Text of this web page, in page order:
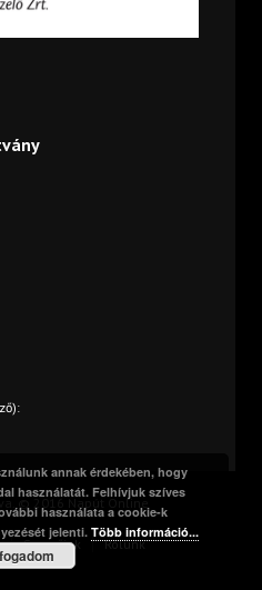
© 2016 Napút Online
Szerzőink Rólunk
annak érdekében, hogy
használatát. Felhívjuk szíves
használata a cookie-k
jelenti.Több információ...